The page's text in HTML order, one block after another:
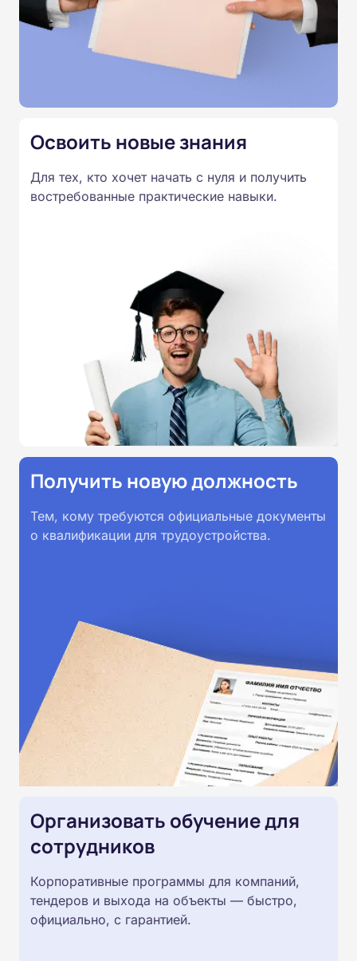
Освоить новые знания
Для тех, кто хочет начать с нуля и получить
востребованные практические навыки.
Получить новую должность
Тем, кому требуются официальные документы
о квалификации для трудоустройства.
Организовать обучение для
сотрудников
Корпоративные программы для компаний,
тендеров и выхода на объекты — быстро,
официально, с гарантией.